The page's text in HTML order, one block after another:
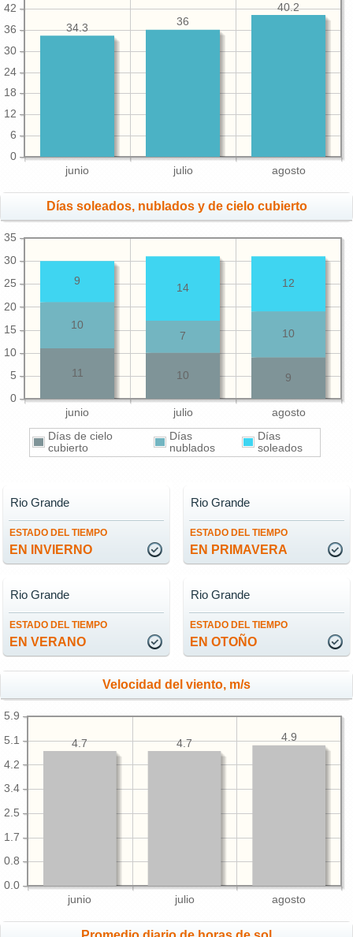
junio julio agosto
0
6
12
18
24
30
36
42
40.2
36
34.3
Días soleados, nublados y de cielo cubierto
junio julio agosto
0
5
10
15
20
25
30
35
9
10
11
10
7
10
12
14
9
Días de cielo
cubierto
Días
nublados
Días
soleados
ESTADO DEL TIEMPO
EN INVIERNO
Rio Grande
ESTADO DEL TIEMPO
EN PRIMAVERA
Rio Grande
ESTADO DEL TIEMPO
EN VERANO
Rio Grande
ESTADO DEL TIEMPO
EN OTOÑO
Rio Grande
Velocidad del viento, m/s
junio julio agosto
0.0
0.8
1.7
2.5
3.4
4.2
5.1
5.9
4.9
4.7
4.7